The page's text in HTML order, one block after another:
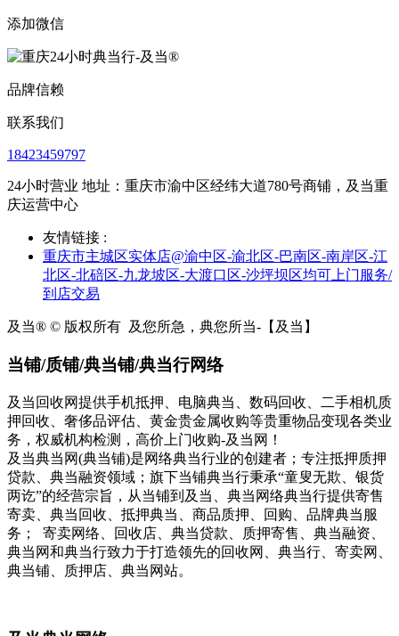
添加微信
品牌信赖
联系我们
18423459797
24小时营业 地址：重庆市渝中区经纬大道780号商铺，及当重
庆运营中心
友情链接 :
重庆市主城区实体店@渝中区-渝北区-巴南区-南岸区-江
北区-北碚区-九龙坡区-大渡口区-沙坪坝区均可上门服务/
到店交易
及当® © 版权所有 及您所急，典您所当-【及当】
当铺/质铺/典当铺/典当行网络
及当回收网提供手机抵押、电脑典当、数码回收、二手相机质
押回收、奢侈品评估、黄金贵金属收购等贵重物品变现各类业
务，权威机构检测，高价上门收购-及当网！
及当典当网(典当铺)是网络典当行业的创建者；专注抵押质押
贷款、典当融资领域；旗下当铺典当行秉承“童叟无欺、银货
两讫”的经营宗旨，从当铺到及当、典当网络典当行提供寄售
寄卖、典当回收、抵押典当、商品质押、回购、品牌典当服
务； 寄卖网络、回收店、典当贷款、质押寄售、典当融资、
典当网和典当行致力于打造领先的回收网、典当行、寄卖网、
典当铺、质押店、典当网站。